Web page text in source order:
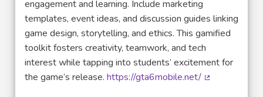
engagement and learning. Include marketing
templates, event ideas, and discussion guides linking
game design, storytelling, and ethics. This gamified
toolkit fosters creativity, teamwork, and tech
interest while tapping into students’ excitement for
the game’s release. https://gta6mobile.net/